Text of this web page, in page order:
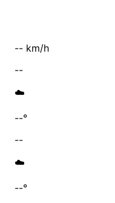
-- km/h
--
☁️
--°
--
☁️
--°